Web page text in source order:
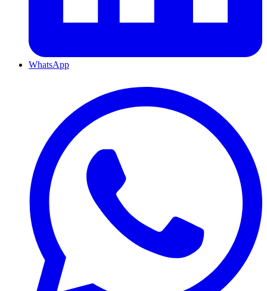
WhatsApp